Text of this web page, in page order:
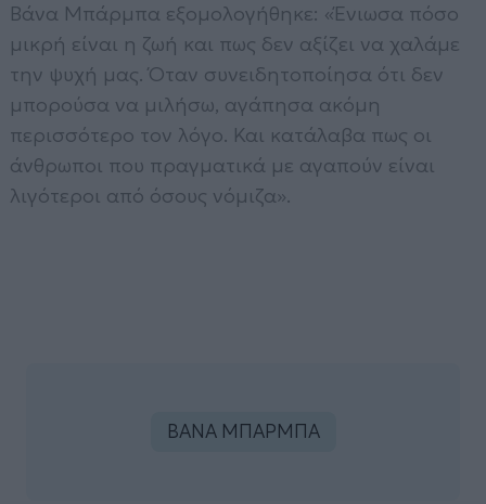
Βάνα Μπάρμπα εξομολογήθηκε: «Ένιωσα πόσο
μικρή είναι η ζωή και πως δεν αξίζει να χαλάμε
την ψυχή μας. Όταν συνειδητοποίησα ότι δεν
μπορούσα να μιλήσω, αγάπησα ακόμη
περισσότερο τον λόγο. Και κατάλαβα πως οι
άνθρωποι που πραγματικά με αγαπούν είναι
λιγότεροι από όσους νόμιζα».
ΒΑΝΑ ΜΠΑΡΜΠΑ